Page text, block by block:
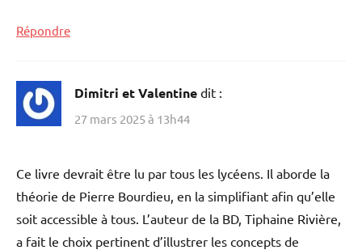
Répondre
Dimitri et Valentine dit :
27 mars 2025 à 13h44
Ce livre devrait être lu par tous les lycéens. Il aborde la
théorie de Pierre Bourdieu, en la simplifiant afin qu’elle
soit accessible à tous. L’auteur de la BD, Tiphaine Rivière,
a fait le choix pertinent d’illustrer les concepts de